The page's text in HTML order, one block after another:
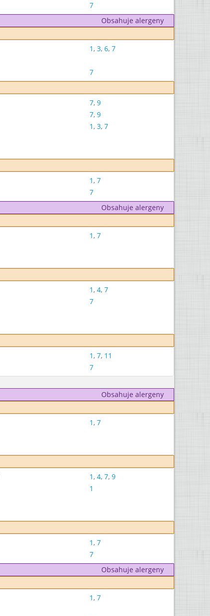
7
Obsahuje alergeny
1, 3, 6, 7
7
7, 9
7, 9
1, 3, 7
1, 7
7
Obsahuje alergeny
1, 7
1, 4, 7
7
1, 7, 11
7
Obsahuje alergeny
1, 7
1, 4, 7, 9
1
1, 7
7
Obsahuje alergeny
1, 7